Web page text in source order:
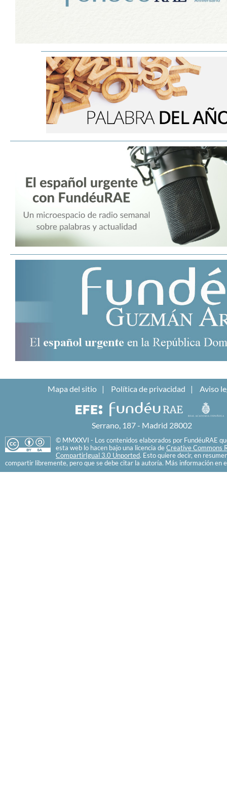
Mapa del sitio Política de privacidad Aviso
Serrano, 187 - Madrid 28002
© MMXXVI - Los contenidos elaborados por FundéuRAE
esta web lo hacen bajo una licencia de Creative Commons
CompartirIgual 3.0 Unported. Esto quiere decir, en
compartir libremente, pero que se debe citar la autoría. Más información en